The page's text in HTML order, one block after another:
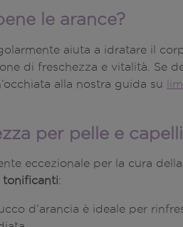
le arance?
aiuta a idratare il
di freschezza e vitalità. Se
alla nostra guida su
per pelle e capelli
eccezionale per la cura
tonificanti:
d’arancia è ideale per